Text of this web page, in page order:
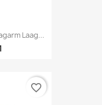
Laag...
favorite_border